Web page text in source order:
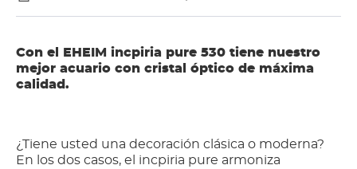
Con el EHEIM incpiria pure 530 tiene nuestro
mejor acuario con cristal óptico de máxima
calidad.
¿Tiene usted una decoración clásica o moderna?
En los dos casos, el incpiria pure armoniza